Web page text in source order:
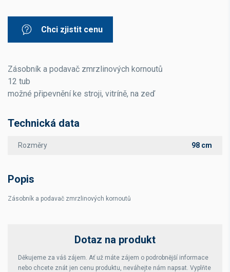
Chci zjistit cenu
Zásobník a podavač zmrzlinových kornoutů
12 tub
možné připevnění ke stroji, vitríně, na zeď
Technická data
Rozměry 98 cm
Popis
Zásobník a podavač zmrzlinových kornoutů
Dotaz na produkt
Děkujeme za váš zájem. Ať už máte zájem o podrobnější informace
nebo chcete znát jen cenu produktu, neváhejte nám napsat. Vyplňte